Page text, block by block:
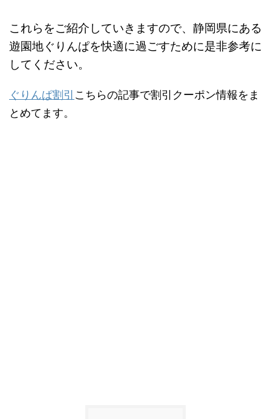
これらをご紹介していきますので、静岡県にある
遊園地ぐりんぱを快適に過ごすために是非参考に
してください。
ぐりんぱ割引 こちらの記事で割引クーポン情報をま
とめてます。